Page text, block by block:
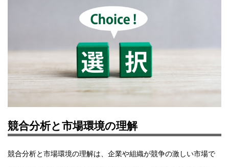
競合分析と市場環境の理解
競合分析と市場環境の理解は、企業や組織が競争の激しい市場で